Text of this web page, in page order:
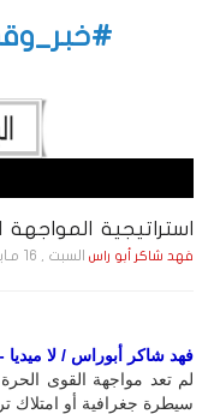
استراتيجية المواجهة
فهد شاكر أبو راس السبت , 16 مـايـو , 2026 الساعة 12:41:44 AM
فهد شاكر أبوراس / لا ميديا -
لم تعد مواجهة القوى الحرة
سيطرة جغرافية أو امتلاك